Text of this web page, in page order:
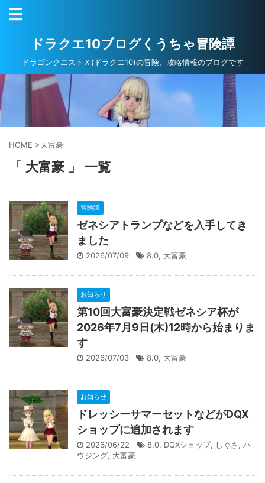
ドラクエ10ブログくうちゃ冒険譚
ドラゴンクエストＸ(ドラクエ10)の冒険、攻略情報のブログです
HOME >大富豪
「 大富豪 」 一覧
冒険譚
ゼネシアトランプなどを入手してき
ました
2026/07/09 8.0, 大富豪
お知らせ
第10回大富豪決定戦ゼネシア杯が
2026年7月9日(木)12時から始まりま
す
2026/07/03 8.0, 大富豪
お知らせ
ドレッシーサマーセットなどがDQX
ショップに追加されます
2026/06/22 8.0, DQXショップ, しぐさ , ハ
ウジング, 大富豪